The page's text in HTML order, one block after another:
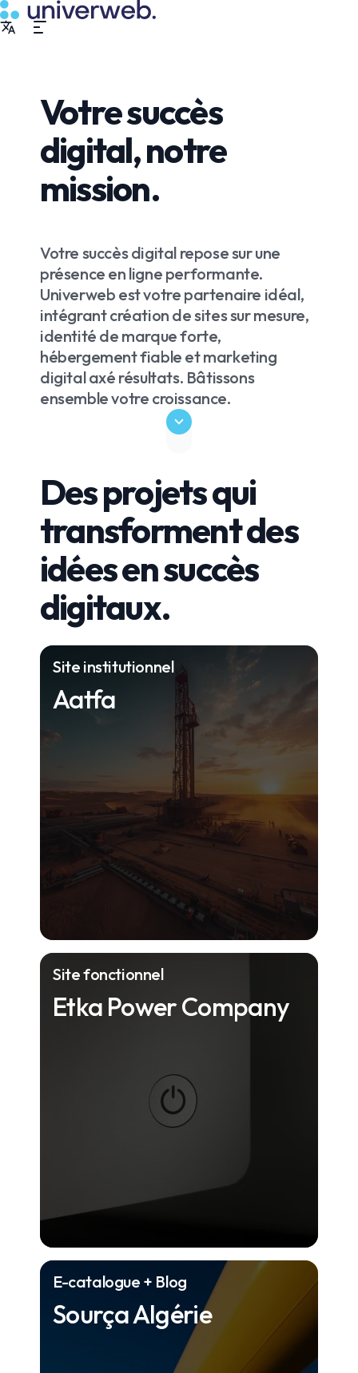
Votre succès
digital, notre
mission.
Votre succès digital repose sur une
présence en ligne performante.
Univerweb est votre partenaire idéal,
intégrant création de sites sur mesure,
identité de marque forte,
hébergement fiable et marketing
digital axé résultats. Bâtissons
ensemble votre croissance.
Des projets qui
transforment des
idées en succès
digitaux.
Site institutionnel
Aatfa
Site fonctionnel
Etka Power Company
E-catalogue + Blog
Sourça Algérie